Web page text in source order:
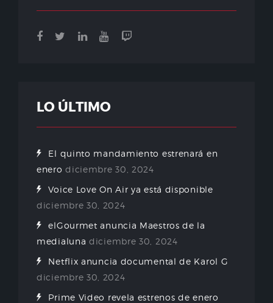
LO ÚLTIMO
El quinto mandamiento estrenará en
enero diciembre 30, 2024
Voice Love On Air ya está disponible
diciembre 30, 2024
elGourmet anuncia Maestros de la
medialuna diciembre 30, 2024
Netflix anuncia documental de Karol G
diciembre 30, 2024
Prime Video revela estrenos de enero